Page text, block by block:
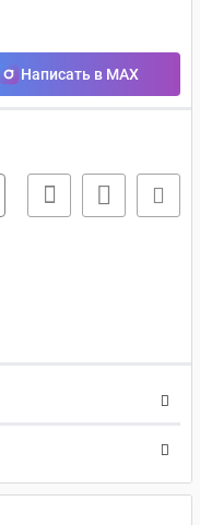
Написать в MAX